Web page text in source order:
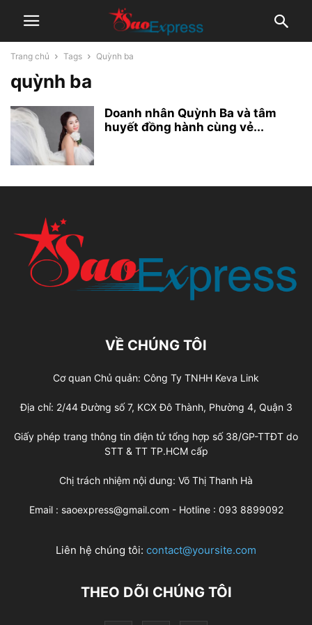
Trang chủ Tags Quỳnh ba
quỳnh ba
Doanh nhân Quỳnh Ba và tâm
huyết đồng hành cùng vẻ...
VỀ CHÚNG TÔI
Cơ quan Chủ quản: Công Ty TNHH Keva Link
Địa chỉ: 2/44 Đường số 7, KCX Đô Thành, Phường 4, Quận 3
Giấy phép trang thông tin điện tử tổng hợp số 38/GP-TTĐT do
STT & TT TP.HCM cấp
Chị trách nhiệm nội dung: Võ Thị Thanh Hà
Email : saoexpress@gmail.com - Hotline : 093 8899092
Liên hệ chúng tôi: contact@yoursite.com
THEO DÕI CHÚNG TÔI